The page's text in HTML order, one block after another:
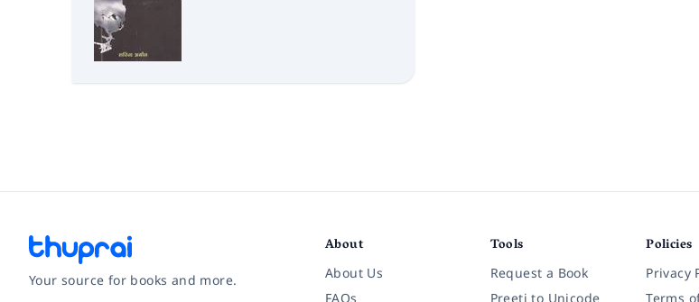
Your source for books and more.
About
About Us
FAQs
Tools
Request a Book
Preeti to Unicode
Policies
Privacy
Terms